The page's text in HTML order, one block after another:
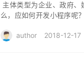
主体类型为企业、政府
么，应如何开发小程序呢
author
2018-12-17